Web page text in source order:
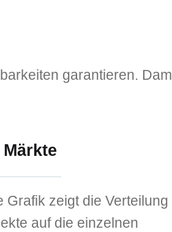
garantieren.
Märkte
Grafik zeigt die Verteilung
auf die einzelnen